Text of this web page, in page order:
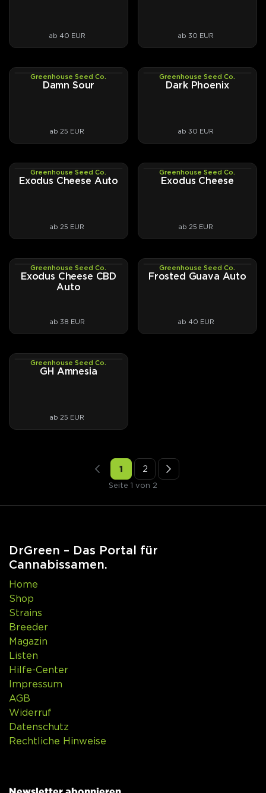
ab 40 EUR ab 30 EUR
PHOTOFEM
Greenhouse Seed Co.
Damn Sour
ab 25 EUR
PHOTOFEM
Greenhouse Seed Co.
Dark Phoenix
ab 30 EUR
AUTOFEM
Greenhouse Seed Co.
Exodus Cheese Auto
ab 25 EUR
PHOTOFEM
Greenhouse Seed Co.
Exodus Cheese
ab 25 EUR
AUTOFEM
Greenhouse Seed Co.
Exodus Cheese CBD
Auto
ab 38 EUR
AUTOFEM
Greenhouse Seed Co.
Frosted Guava Auto
ab 40 EUR
PHOTOFEM
Greenhouse Seed Co.
GH Amnesia
ab 25 EUR
1 2
Seite 1 von 2
DrGreen – Das Portal für
Cannabissamen.
Home
Shop
Strains
Breeder
Magazin
Listen
Hilfe-Center
Impressum
AGB
Widerruf
Datenschutz
Rechtliche Hinweise